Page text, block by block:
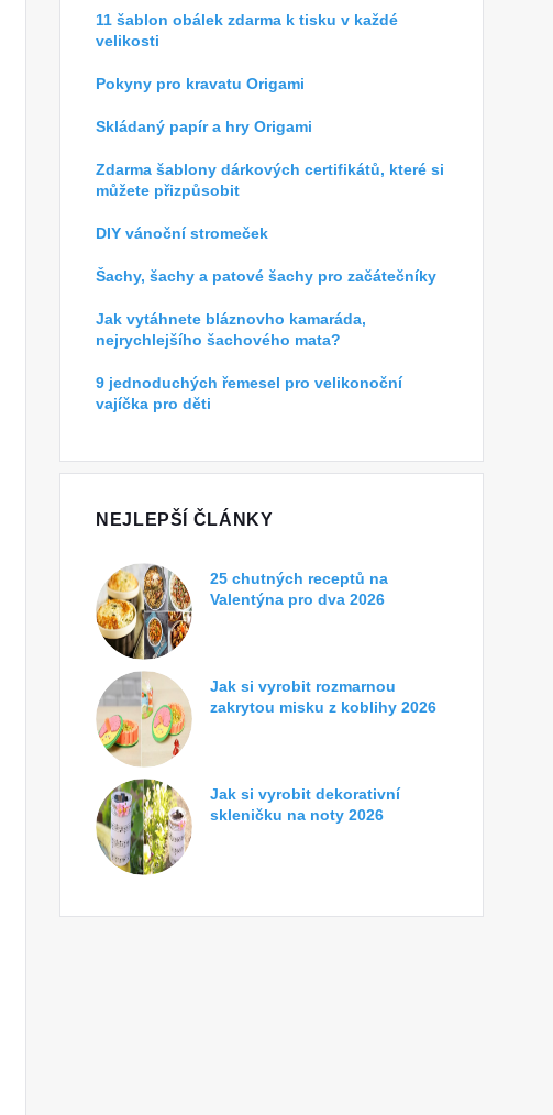
11 šablon obálek zdarma k tisku v každé
velikosti
Pokyny pro kravatu Origami
Skládaný papír a hry Origami
Zdarma šablony dárkových certifikátů, které si
můžete přizpůsobit
DIY vánoční stromeček
Šachy, šachy a patové šachy pro začátečníky
Jak vytáhnete bláznovho kamaráda,
nejrychlejšího šachového mata?
9 jednoduchých řemesel pro velikonoční
vajíčka pro děti
NEJLEPŠÍ ČLÁNKY
25 chutných receptů na
Valentýna pro dva 2026
Jak si vyrobit rozmarnou
zakrytou misku z koblihy 2026
Jak si vyrobit dekorativní
skleničku na noty 2026